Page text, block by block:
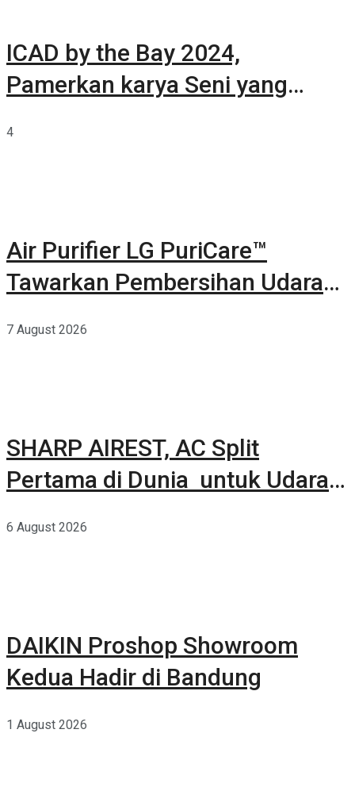
ICAD by the Bay 2024,
Pamerkan karya Seni yang
4
Air Purifier LG PuriCare™
Tawarkan Pembersihan Udara
7 August 2026
SHARP AIREST, AC Split
Pertama di Dunia untuk Udara
6 August 2026
DAIKIN Proshop Showroom
Kedua Hadir di Bandung
1 August 2026